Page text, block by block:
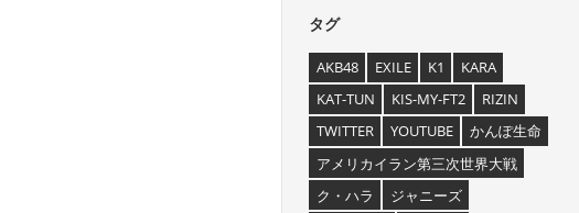
タグ
AKB48 EXILE K1
KARA
KAT-TUN
KIS-MY-FT2
RIZIN
TWITTER
YOUTUBE
かんぽ生命
アメリカイラン第三次世界大戦
ク・ハラ
ジャニーズ